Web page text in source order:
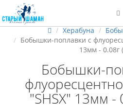
Херабуна
Бобышки-поплавки с
13мм - 0.08г
Бобышки-
"SHSX" 13мм -